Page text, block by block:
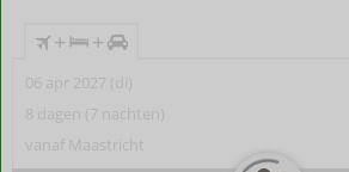
+ +
06 apr 2027 (di)
8 dagen (7 nachten)
vanaf Maastricht